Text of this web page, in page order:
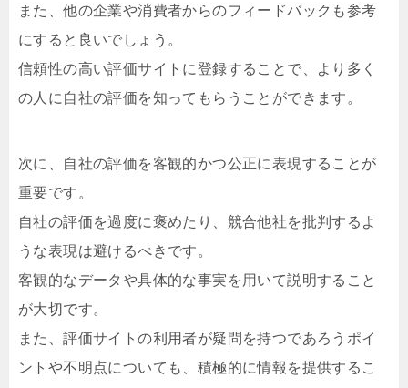
また、他の企業や消費者からのフィードバックも参考
にすると良いでしょう。
信頼性の高い評価サイトに登録することで、より多く
の人に自社の評価を知ってもらうことができます。
次に、自社の評価を客観的かつ公正に表現することが
重要です。
自社の評価を過度に褒めたり、競合他社を批判するよ
うな表現は避けるべきです。
客観的なデータや具体的な事実を用いて説明すること
が大切です。
また、評価サイトの利用者が疑問を持つであろうポイ
ントや不明点についても、積極的に情報を提供するこ